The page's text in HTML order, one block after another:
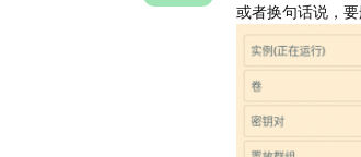
或者换句话说，